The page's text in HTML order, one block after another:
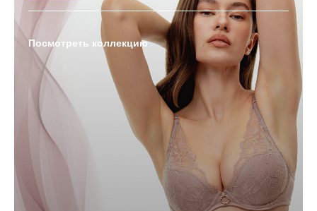
Посмотреть коллекцию